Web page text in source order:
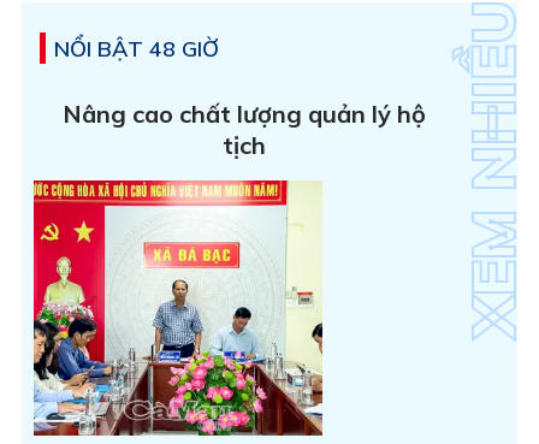
NỔI BẬT 48 GIỜ
Nâng cao chất lượng quản lý hộ
tịch